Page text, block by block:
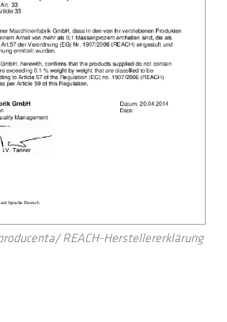
REACH-Herstellererklärung